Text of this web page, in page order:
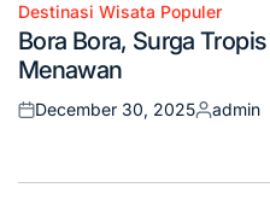
Posted
in
Destinasi Wisata Populer
Bora Bora, Surga
Menawan
Posted
December 30, 2025
Posted
admin